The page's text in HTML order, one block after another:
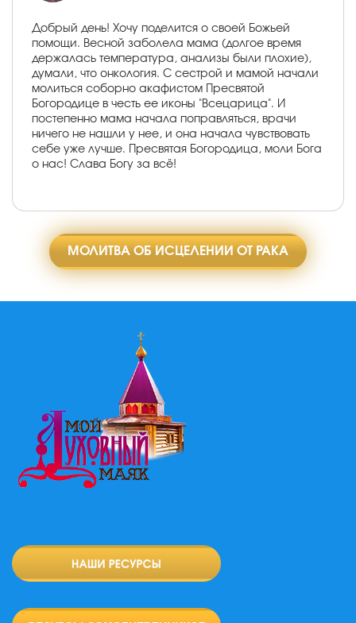
Добрый день! Хочу поделится о своей Божьей
помощи. Весной заболела мама (долгое время
держалась температура, анализы были плохие),
думали, что онкология. С сестрой и мамой начали
молиться соборно акафистом Пресвятой
Богородице в честь ее иконы "Всецарица". И
постепенно мама начала поправляться, врачи
ничего не нашли у нее, и она начала чувствовать
себе уже лучше. Пресвятая Богородица, моли Бога
о нас! Слава Богу за всё!
МОЛИТВА ОБ ИСЦЕЛЕНИИ ОТ РАКА